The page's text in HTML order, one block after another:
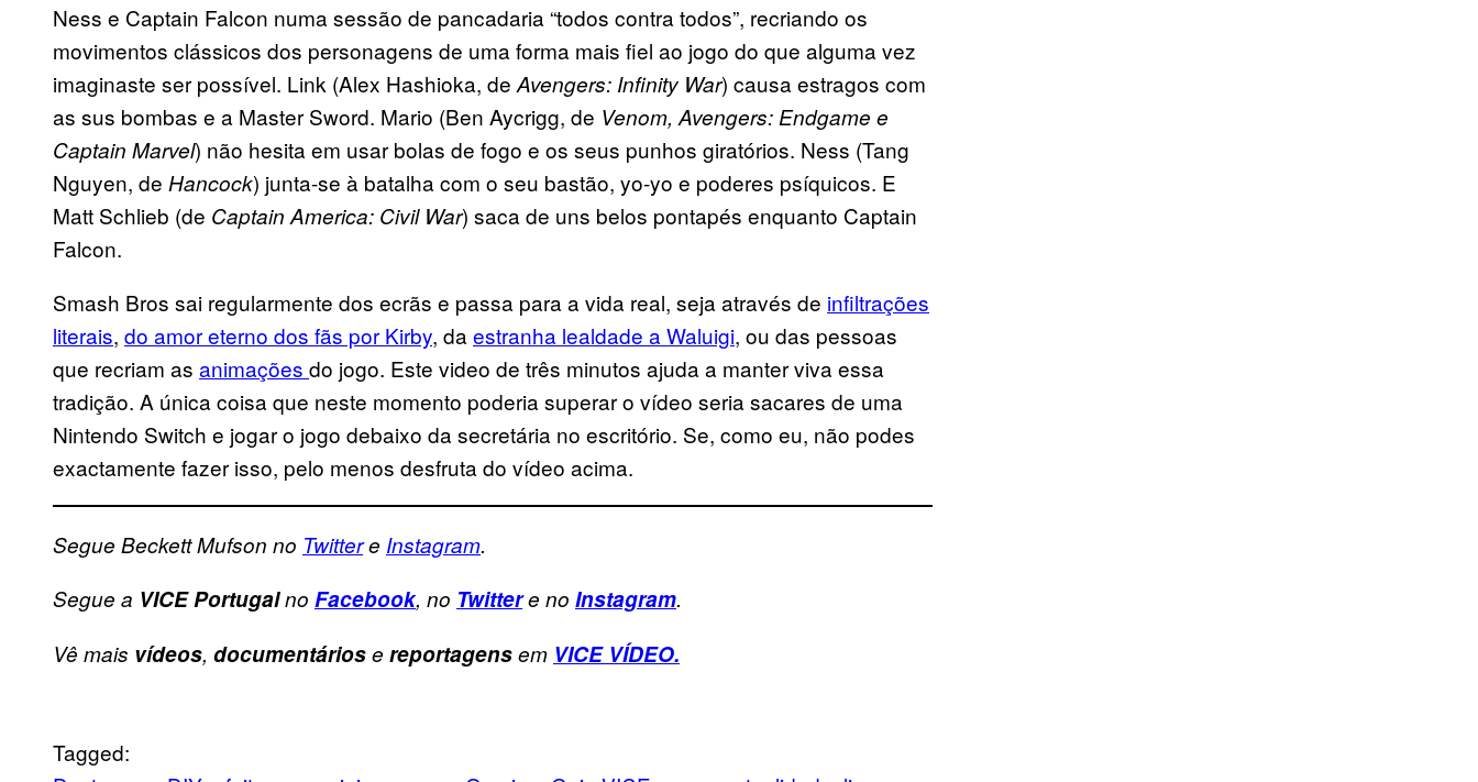
Ness e Captain Falcon numa sessão de pancadaria “todos contra todos”, recriando os
movimentos clássicos dos personagens de uma forma mais fiel ao jogo do que alguma vez
imaginaste ser possível. Link (Alex Hashioka, de Avengers: Infinity War) causa estragos com
as sus bombas e a Master Sword. Mario (Ben Aycrigg, de Venom, Avengers: Endgame e
Captain Marvel) não hesita em usar bolas de fogo e os seus punhos giratórios. Ness (Tang
Nguyen, de Hancock) junta-se à batalha com o seu bastão, yo-yo e poderes psíquicos. E
Matt Schlieb (de Captain America: Civil War) saca de uns belos pontapés enquanto Captain
Falcon.
Smash Bros sai regularmente dos ecrãs e passa para a vida real, seja através de infiltrações
literais, do amor eterno dos fãs por Kirby, da estranha lealdade a Waluigi, ou das pessoas
que recriam as animações do jogo. Este video de três minutos ajuda a manter viva essa
tradição. A única coisa que neste momento poderia superar o vídeo seria sacares de uma
Nintendo Switch e jogar o jogo debaixo da secretária no escritório. Se, como eu, não podes
exactamente fazer isso, pelo menos desfruta do vídeo acima.
Segue Beckett Mufson no Twittere Instagram.
Segue a VICE Portugalno Facebook, no Twittere no Instagram.
Vê mais vídeos, documentáriose reportagensem VICE VÍDEO.
Tagged: